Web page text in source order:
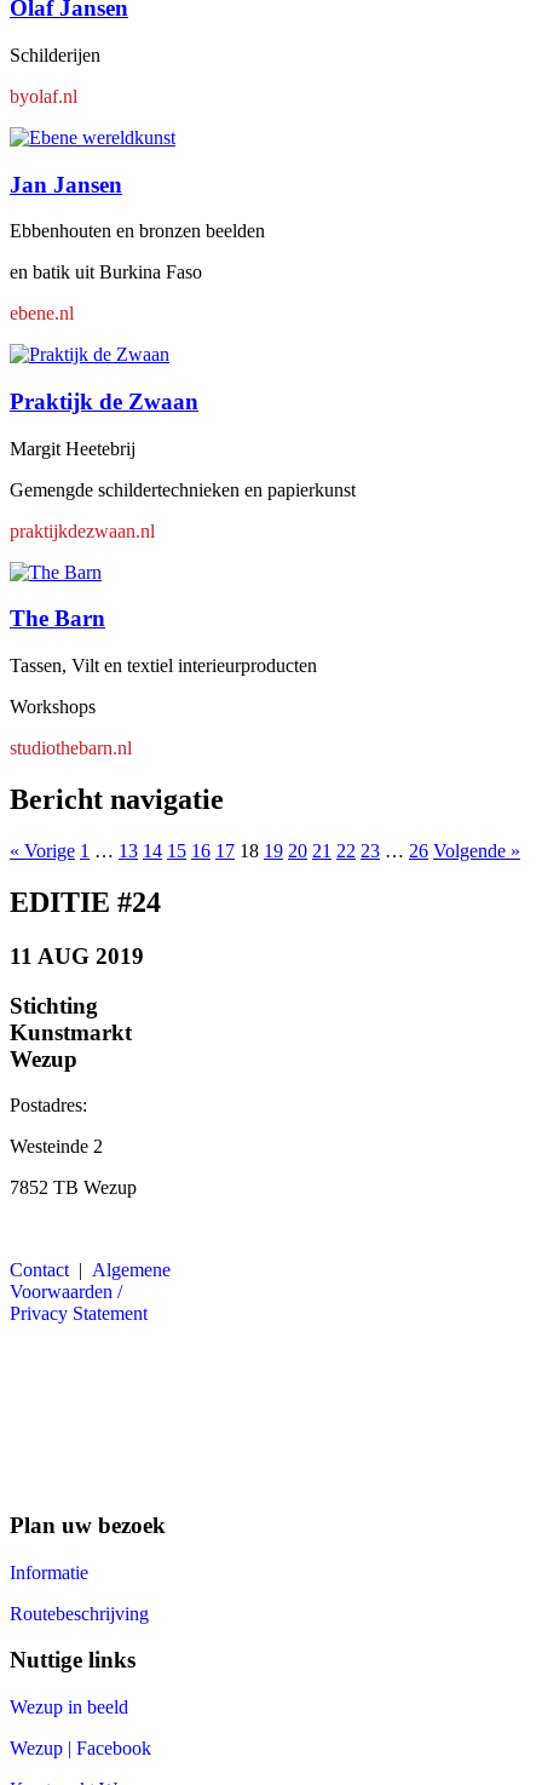
Olaf Jansen
Schilderijen
byolaf.nl
Jan Jansen
Ebbenhouten en bronzen beelden
en batik uit Burkina Faso
ebene.nl
Praktijk de Zwaan
Margit Heetebrij
Gemengde schildertechnieken en papierkunst
praktijkdezwaan.nl
The Barn
Tassen, Vilt en textiel interieurproducten
Workshops
studiothebarn.nl
Bericht navigatie
« Vorige 1 … 13 14 15 16 17 18 19 20 21 22 23 … 26 Volgende »
EDITIE #24
11 AUG 2019
Stichting
Kunstmarkt
Wezup
Postadres:
Westeinde 2
7852 TB Wezup
Contact | Algemene
Voorwaarden /
Privacy Statement
Plan uw bezoek
Informatie
Routebeschrijving
Nuttige links
Wezup in beeld
Wezup | Facebook